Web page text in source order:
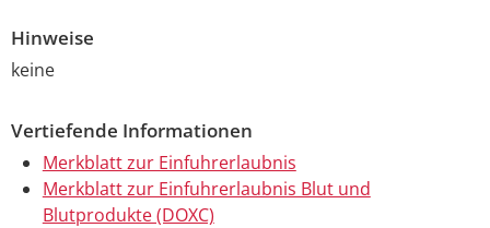
Hinweise
keine
Vertiefende Informationen
Merkblatt zur Einfuhrerlaubnis
Merkblatt zur Einfuhrerlaubnis Blut und
Blutprodukte (DOXC)